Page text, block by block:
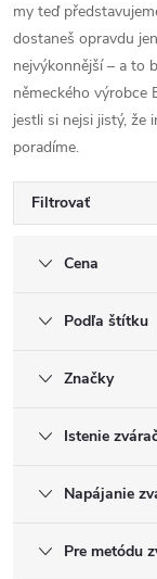
my teď
dostaneš opravdu
nejvýkonnější – a to
německého výrobce
jestli si nejsi jistý, že
poradíme.
Filtrovať
Cena
Podľa štítku
Značky
Istenie
Napájanie
Pre metódu